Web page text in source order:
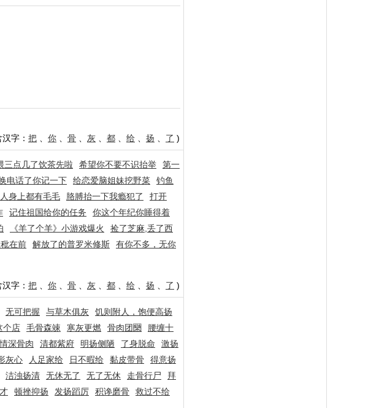
字： 把 你 骨 灰 都 给 扬 了 )
三点几了饮茶先啦 希望你不要不识抬举
第一
电话了你记一下 给恋爱脑姐妹挖野菜
钓鱼
身上都有毛毛 胳膊抬一下我瘾犯了
打开
记住祖国给你的任务
你这个年纪你睡得着
《羊了个羊》小游戏爆火
捡了芝麻,丢了西
在前 解放了的普罗米修斯
有你不多，无你
字： 把 你 骨 灰 都 给 扬 了 )
无可把握 与草木俱灰
饥则附人，饱便高扬
个店 毛骨森竦 寒灰更燃 骨肉团圞
腰缠十
情深骨肉 清都紫府 明扬侧陋 了身脱命
激扬
灰心 人足家给 日不暇给 黏皮带骨
得意扬
洁浊扬清 无休无了 无了无休 走骨行尸
拜
顿挫抑扬 发扬蹈厉 积谗磨骨
救过不给